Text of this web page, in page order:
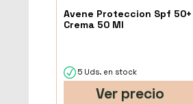
Avene Proteccion Spf 50+
Crema 50 Ml
5 Uds. en stock
Ver precio